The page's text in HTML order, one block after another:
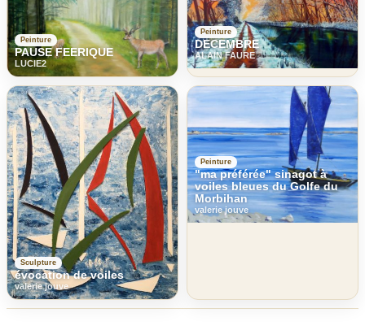
Peinture
PAUSE FEERIQUE
LUCIE2
Peinture
DECEMBRE
ALAIN FAURE
Sculpture
évocation de voiles
valerie jouve
Peinture
"ma préférée" sinagot à
voiles bleues du Golfe du
Morbihan
valerie jouve